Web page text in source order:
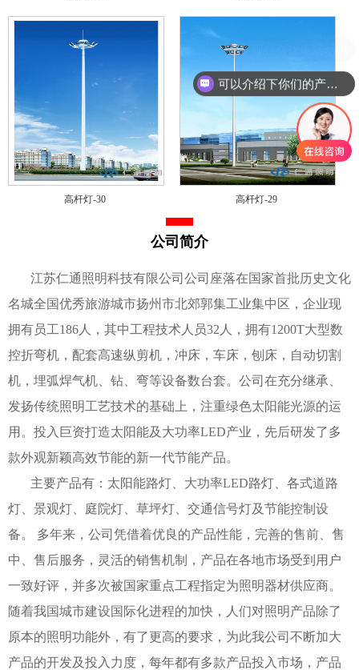
高杆灯-30 高杆灯-29
公司简介
江苏仁通照明科技有限公司公司座落在国家首批历史文化
名城全国优秀旅游城市扬州市北郊郭集工业集中区，企业现
拥有员工186人，其中工程技术人员32人，拥有1200T大型数
控折弯机，配套高速纵剪机，冲床，车床，刨床，自动切割
机，埋弧焊气机、钻、弯等设备数台套。公司在充分继承、
发扬传统照明工艺技术的基础上，注重绿色太阳能光源的运
用。投入巨资打造太阳能及大功率LED产业，先后研发了多
款外观新颖高效节能的新一代节能产品。
主要产品有：太阳能路灯、大功率LED路灯、各式道路
灯、景观灯、庭院灯、草坪灯、交通信号灯及节能控制设
备。 多年来，公司凭借着优良的产品性能，完善的售前、售
中、售后服务，灵活的销售机制，产品在各地市场受到用户
一致好评，并多次被国家重点工程指定为照明器材供应商。
随着我国城市建设国际化进程的加快，人们对照明产品除了
原本的照明功能外，有了更高的要求，为此我公司不断加大
产品的开发及投入力度，每年都有多款产品投入市场，产品
可以介绍下你们的产品么